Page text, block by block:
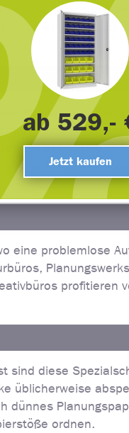
die
gelangen Sie zu
von
nur eine knick-
Risse
Verblassen
eine problemlose
profitieren
sind diese
üblicherweise
dünnes
ordnen.
ab 529,-
Jetzt kaufen